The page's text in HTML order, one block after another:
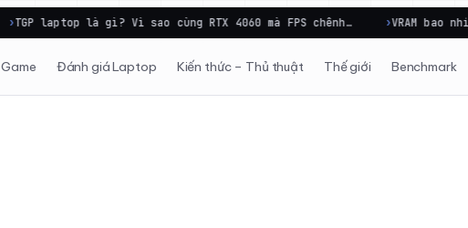
TGP laptop là gì? Vì sao cùng RTX 4060 mà FPS chênh… VRAM bao
Game Đánh giá Laptop Kiến thức – Thủ thuật Thế giới Benchmark